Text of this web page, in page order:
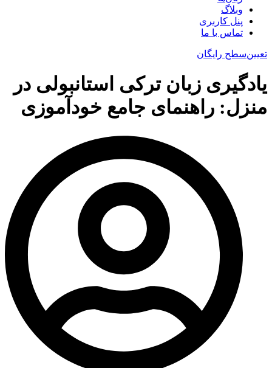
وبلاگ
پنل کاربری
تماس با ما
تعیین‌سطح رایگان
یادگیری زبان ترکی استانبولی در
منزل: راهنمای جامع خودآموزی